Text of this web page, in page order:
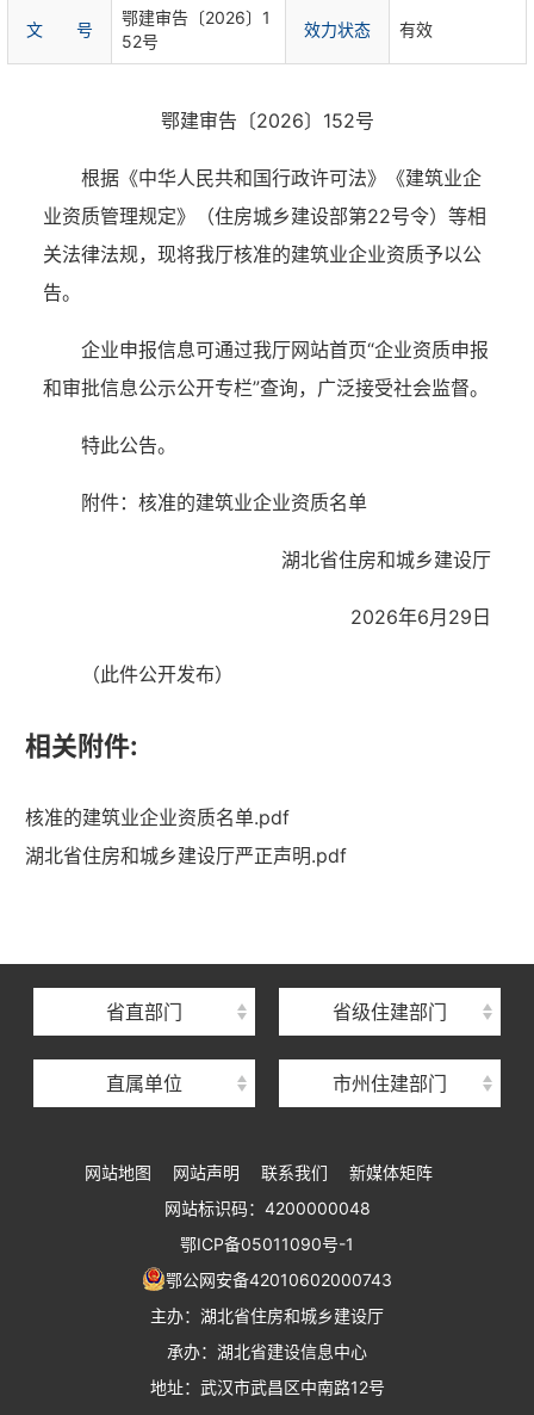
文 号
鄂建审告〔2026〕1
52号
效力状态 有效
鄂建审告〔2026〕152号
根据《中华人民共和国行政许可法》《建筑业企
业资质管理规定》（住房城乡建设部第22号令）等相
关法律法规，现将我厅核准的建筑业企业资质予以公
告。
企业申报信息可通过我厅网站首页“企业资质申报
和审批信息公示公开专栏”查询，广泛接受社会监督。
特此公告。
附件：核准的建筑业企业资质名单
湖北省住房和城乡建设厅
2026年6月29日
（此件公开发布）
相关附件:
核准的建筑业企业资质名单.pdf
湖北省住房和城乡建设厅严正声明.pdf
省直部门 省级住建部门
直属单位
湖北省住建厅机关后勤服务中心
湖北省住房保障中心
湖北省建设工程质量安全监督总站
湖北省建设工程标准定额管理总站
湖北省住建厅执业资格注册中心
湖北省城乡建设发展中心
湖北城市建设职业技术学院
市州住建部门
网站地图 网站声明 联系我们
新媒体矩阵
网站标识码：4200000048
鄂ICP备05011090号-1
鄂公网安备42010602000743
主办：湖北省住房和城乡建设厅
承办：湖北省建设信息中心
地址：武汉市武昌区中南路12号